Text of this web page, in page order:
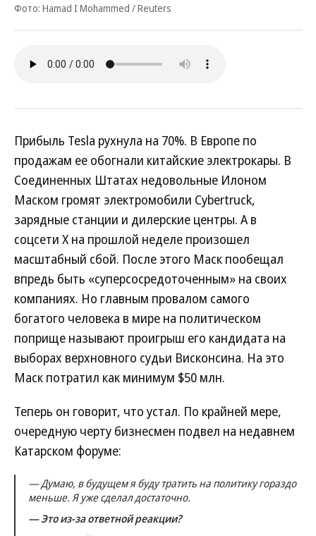
Фото: Hamad I Mohammed / Reuters
Прибыль Tesla рухнула на 70%. В Европе по
продажам ее обогнали китайские электрокары. В
Соединенных Штатах недовольные Илоном
Маском громят электромобили Cybertruck,
зарядные станции и дилерские центры. А в
соцсети X на прошлой неделе произошел
масштабный сбой. После этого Маск пообещал
впредь быть «суперсосредоточенным» на своих
компаниях. Но главным провалом самого
богатого человека в мире на политическом
поприще называют проигрыш его кандидата на
выборах верхновного судьи Висконсина. На это
Маск потратил как минимум $50 млн.
Теперь он говорит, что устал. По крайней мере,
очередную черту бизнесмен подвел на недавнем
Катарском форуме:
— Думаю, в будущем я буду тратить на политику гораздо
меньше. Я уже сделал достаточно.
— Это из-за ответной реакции?